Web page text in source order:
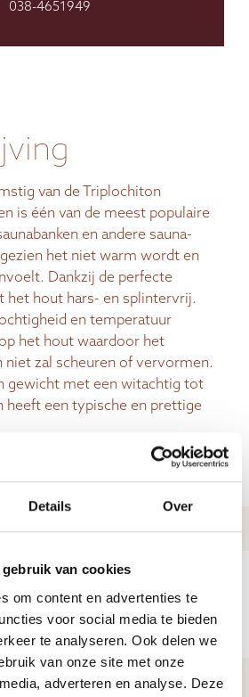
Details Over
van cookies
om content en advertenties te
voor social media te bieden
te analyseren. Ook delen we
van onze site met onze
adverteren en analyse. Deze
038-4651949
van de Triplochiton
is één van de meest populaire
en andere sauna-
het niet warm wordt en
Dankzij de perfecte
het hout hars- en splintervrij.
en temperatuur
het hout waardoor het
niet zal scheuren of vervormen.
gewicht met een witachtig tot
heeft een typische en prettige
67 x 28 x 25 (BxDxH)